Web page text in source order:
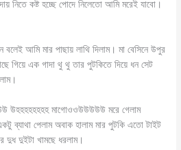
নিতে কষ্ট হচ্ছে পোদে নিলেতো আমি মরেই যাবো।
আমি মার পাছায় লাথি দিলাম। মা বেসিনে উপুর
গিয়ে এক গাদা থু থু তার পুটকিতে দিয়ে ধন সেট
উহহহহহহহহ মাগোওওউউউউউ মরে গেলাম
পেলাম অবাক হালাম মার পুটকি এতো টাইট
দুধ দুইটা খামছে ধরলাম।